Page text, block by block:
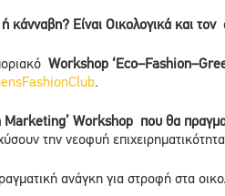
κάνναβη? Eίναι Οικολογικά και
Workshop ‘Eco–Fashion–
.
Marketing’ Workshop που θα
την νεοφυή
ανάγκη για στροφή στα